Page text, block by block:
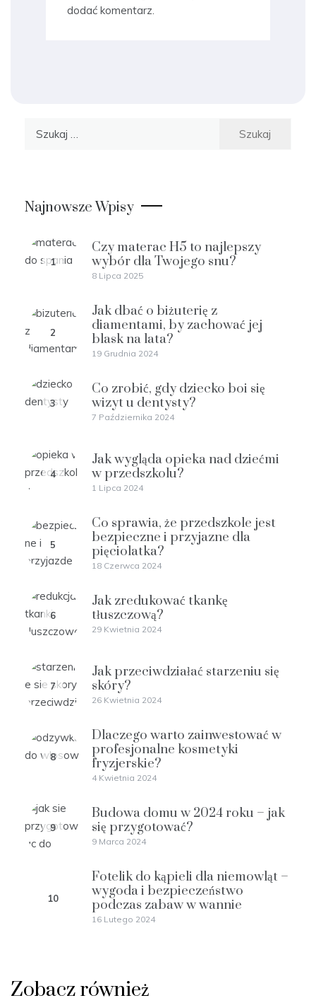
dodać komentarz.
Najnowsze Wpisy
1
Czy materac H5 to najlepszy
wybór dla Twojego snu?
8 Lipca 2025
2
Jak dbać o biżuterię z
diamentami, by zachować jej
blask na lata?
19 Grudnia 2024
3
Co zrobić, gdy dziecko boi się
wizyt u dentysty?
7 Października 2024
4
Jak wygląda opieka nad dziećmi
w przedszkolu?
1 Lipca 2024
5
Co sprawia, że przedszkole jest
bezpieczne i przyjazne dla
pięciolatka?
18 Czerwca 2024
6
Jak zredukować tkankę
tłuszczową?
29 Kwietnia 2024
7
Jak przeciwdziałać starzeniu się
skóry?
26 Kwietnia 2024
8
Dlaczego warto zainwestować w
profesjonalne kosmetyki
fryzjerskie?
4 Kwietnia 2024
9
Budowa domu w 2024 roku – jak
się przygotować?
9 Marca 2024
10
Fotelik do kąpieli dla niemowląt –
wygoda i bezpieczeństwo
podczas zabaw w wannie
16 Lutego 2024
Zobacz również